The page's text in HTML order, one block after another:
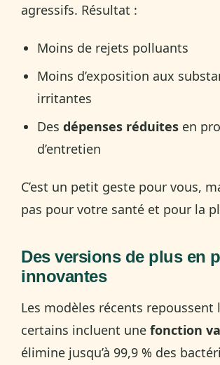
agressifs. Résultat :
Moins de rejets polluants
Moins d’exposition aux
irritantes
Desdépenses réduites en
d’entretien
C’est un petit geste pour vous,
pas pour votre santé et pour la
Des versions de plus en
innovantes
Les modèles récents repoussent
certains incluent une fonction
élimine jusqu’à 99,9 % des